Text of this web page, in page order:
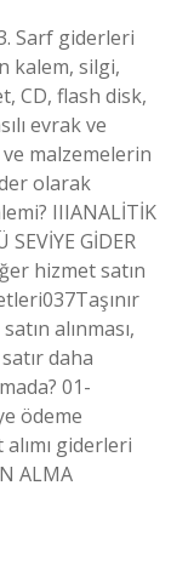
Sarf giderleri
kalem, silgi,
CD, flash disk,
evrak ve
malzemelerin
olarak
IIIANALİTİK
GİDER
hizmet satın
alınması,
daha
01-
ödeme
giderleri
ALMA